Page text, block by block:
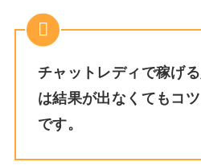
チャットレディで稼げ
は結果が出なくてもコ
です。